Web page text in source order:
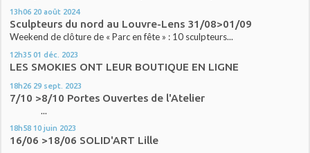
13h06 20 août 2024
Sculpteurs du nord au Louvre-Lens 31/08>01/09
Weekend de clôture de « Parc en fête » : 10 sculpteurs...
12h35 01 déc. 2023
LES SMOKIES ONT LEUR BOUTIQUE EN LIGNE
18h26 29 sept. 2023
7/10 >8/10 Portes Ouvertes de l'Atelier
...
18h58 10 juin 2023
16/06 >18/06 SOLID'ART Lille